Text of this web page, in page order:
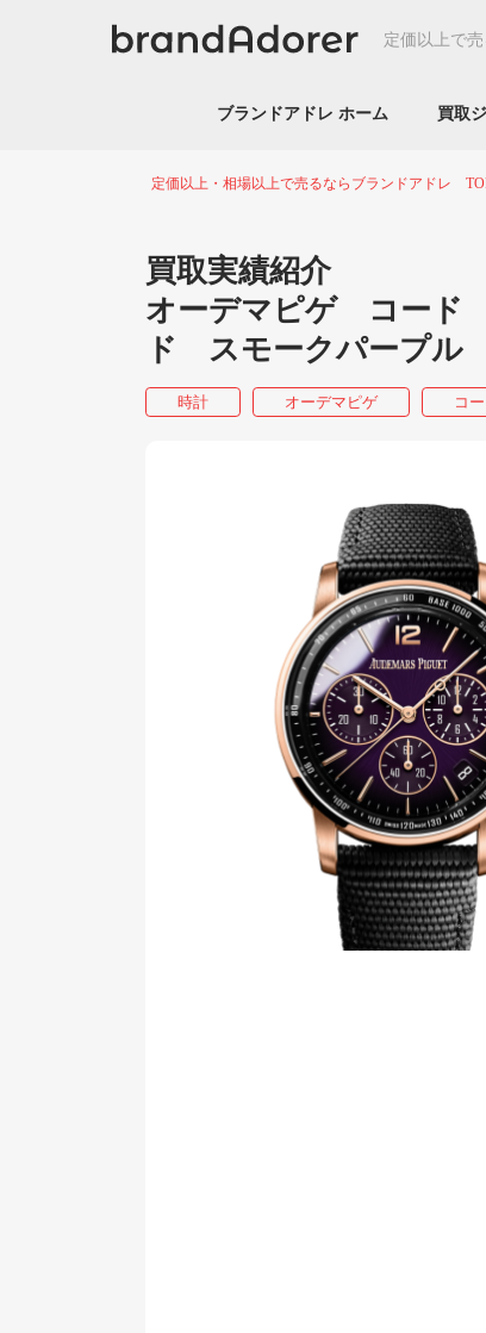
定価以上で
ブランドアドレ ホーム 買取
定価以上・相場以上で売るならブランドアドレ
買取実績紹介
オーデマピゲ コード
ド スモークパープル
時計 オーデマピゲ コ